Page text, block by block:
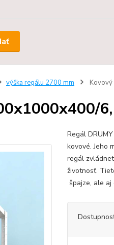
výška regálu 2700 mm
Regál
kovové. Jeho
regál
životnosť.
špajze, ale aj